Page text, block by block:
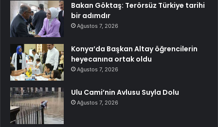
Bakan Göktaş: Terörsüz Türkiye tarihi
bir adımdır
Ağustos 7, 2026
Konya’da Başkan Altay öğrencilerin
heyecanına ortak oldu
Ağustos 7, 2026
Ulu Cami’nin Avlusu Suyla Dolu
Ağustos 7, 2026